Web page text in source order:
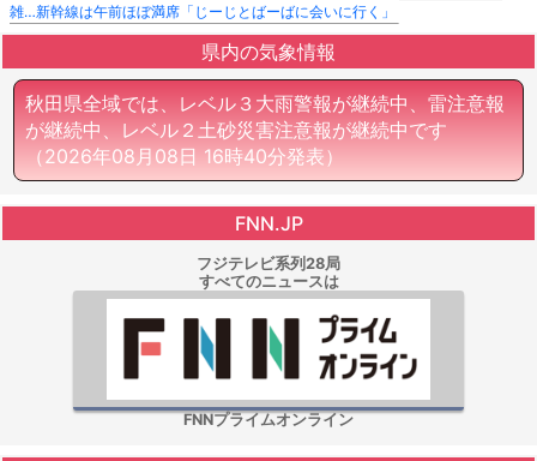
雑…新幹線は午前ほぼ満席「じーじとばーばに会いに行く」
県内の気象情報
秋田県全域では、レベル３大雨警報が継続中、雷注意報
が継続中、レベル２土砂災害注意報が継続中です
（2026年08月08日 16時40分発表）
FNN.JP
フジテレビ系列28局
すべてのニュースは
FNNプライムオンライン